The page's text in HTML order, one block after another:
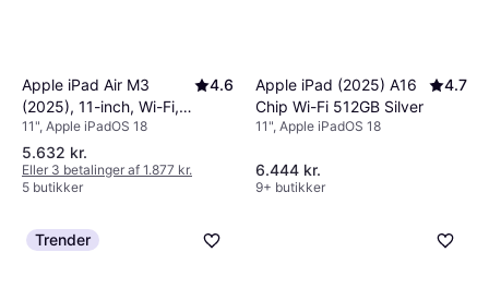
Apple iPad Air M3
(2025), 11-inch, Wi-Fi,
512GB Purple
4.6
11", Apple iPadOS 18
5.632 kr.
Eller 3 betalinger af 1.877 kr.
5 butikker
Apple iPad (2025) A16
Chip Wi-Fi 512GB Silver
4.7
11", Apple iPadOS 18
6.444 kr.
9+ butikker
Trender